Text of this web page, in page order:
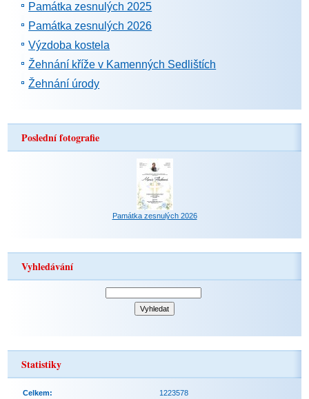
Památka zesnulých 2025
Památka zesnulých 2026
Výzdoba kostela
Žehnání kříže v Kamenných Sedlištích
Žehnání úrody
Poslední fotografie
Památka zesnulých 2026
Vyhledávání
Statistiky
Celkem: 1223578